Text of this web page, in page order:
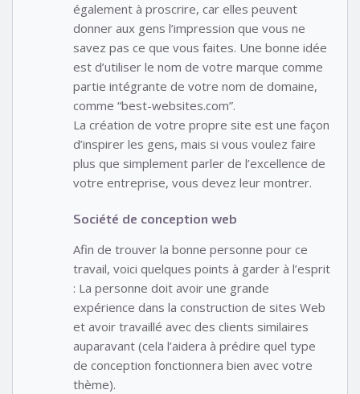
également à proscrire, car elles peuvent
donner aux gens l’impression que vous ne
savez pas ce que vous faites. Une bonne idée
est d’utiliser le nom de votre marque comme
partie intégrante de votre nom de domaine,
comme “best-websites.com”.
La création de votre propre site est une façon
d’inspirer les gens, mais si vous voulez faire
plus que simplement parler de l’excellence de
votre entreprise, vous devez leur montrer.
Société de conception web
Afin de trouver la bonne personne pour ce
travail, voici quelques points à garder à l’esprit
: La personne doit avoir une grande
expérience dans la construction de sites Web
et avoir travaillé avec des clients similaires
auparavant (cela l’aidera à prédire quel type
de conception fonctionnera bien avec votre
thème).